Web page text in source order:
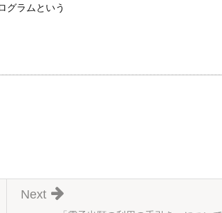
グラムという
Next